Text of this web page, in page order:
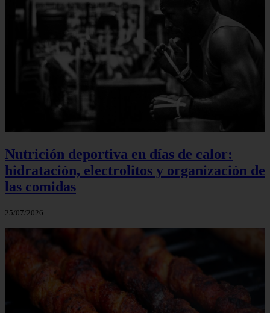
Nutrición deportiva en días de calor:
hidratación, electrolitos y organización de
las comidas
25/07/2026